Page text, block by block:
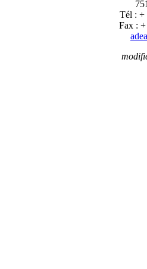
Tél : +
Fax :